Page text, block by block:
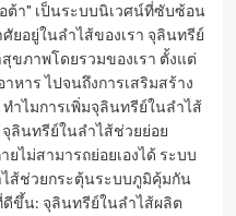
ต้า" เป็นระบบนิเวศน์ที่ซับซ้อน
อยู่ในลำไส้ของเรา จุลินทรีย์
ขภาพโดยรวมของเรา ตั้งแต่
หาร ไปจนถึงการเสริมสร้าง
ไมการเพิ่มจุลินทรีย์ในลำไส้
ลินทรีย์ในลำไส้ช่วยย่อย
ยไม่สามารถย่อยเองได้ ระบบ
ส้ช่วยกระตุ้นระบบภูมิคุ้มกัน
ขึ้น: จุลินทรีย์ในลำไส้ผลิต